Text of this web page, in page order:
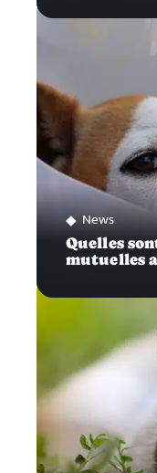
News
Quelles
mutuelles